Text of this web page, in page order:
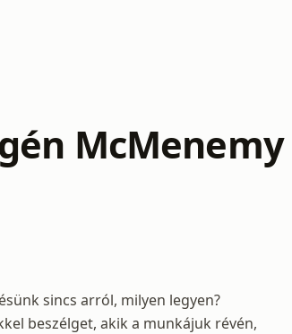
sincs arról, milyen legyen?
beszélget, akik a munkájuk révén,